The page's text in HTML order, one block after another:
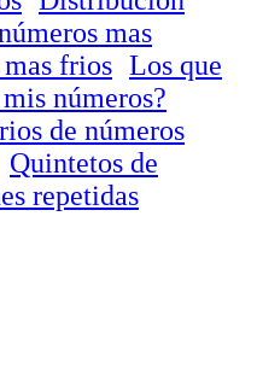
mas
frios Los que
números?
de números
Quintetos de
repetidas